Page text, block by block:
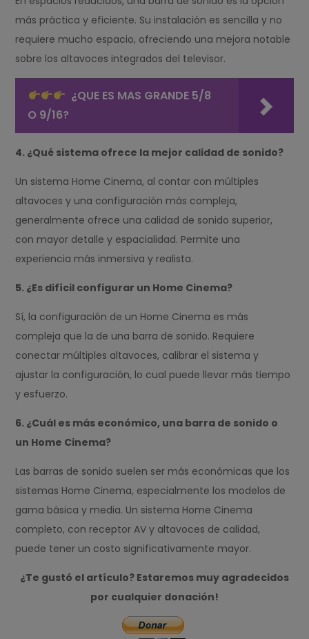
más práctica y eficiente. Su instalación es sencilla y no
requiere mucho espacio, ofreciendo una mejora notable
sobre los altavoces integrados del televisor.
¿QUE ES MAS GRANDE 5/8
O 9/16?
4. ¿Qué sistema ofrece la mejor calidad de sonido?
Un sistema Home Cinema, al contar con múltiples
altavoces y una configuración más compleja,
generalmente ofrece una calidad de sonido superior,
con mayor detalle y espacialidad. Permite una
experiencia más inmersiva y realista.
5. ¿Es difícil configurar un Home Cinema?
Sí, la configuración de un Home Cinema es más
compleja que la de una barra de sonido. Requiere
conectar múltiples altavoces, calibrar el sistema y
ajustar la configuración, lo cual puede llevar más tiempo
y esfuerzo.
6. ¿Cuál es más económico, una barra de sonido o
un Home Cinema?
Las barras de sonido suelen ser más económicas que los
sistemas Home Cinema, especialmente los modelos de
gama básica y media. Un sistema Home Cinema
completo, con receptor AV y altavoces de calidad,
puede tener un costo significativamente mayor.
¿Te gustó el artículo? Estaremos muy agradecidos
por cualquier donación!